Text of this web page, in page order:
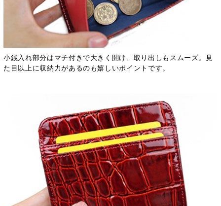
小銭入れ部分はマチ付きで大きく開け、取り出しもスムーズ。見
た目以上に収納力があるのも嬉しいポイントです。